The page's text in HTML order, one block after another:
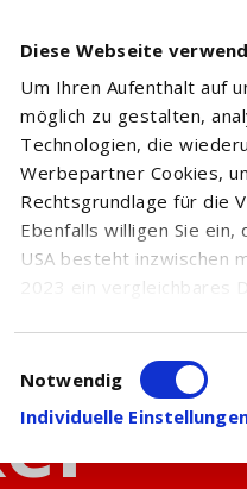
Diese Webseite
Um Ihren Aufenthalt auf
möglich zu gestalten,
Technologien, die
Werbepartner Cookies,
Rechtsgrundlage für die
Ebenfalls willigen Sie
USA besteht inzwischen
2023 ein vergleichbares
in den USA, finden Sie
Einwilligung auch
Einwilligungsauswahl
Notwendig
Individuelle